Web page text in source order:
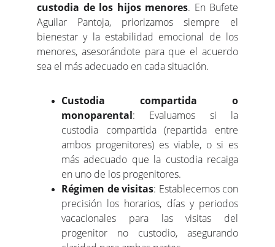
custodia de los hijos menores. En Bufete
Aguilar Pantoja, priorizamos siempre el
bienestar y la estabilidad emocional de los
menores, asesorándote para que el acuerdo
sea el más adecuado en cada situación.
Custodia compartida o
monoparental: Evaluamos si la
custodia compartida (repartida entre
ambos progenitores) es viable, o si es
más adecuado que la custodia recaiga
en uno de los progenitores.
Régimen de visitas: Establecemos con
precisión los horarios, días y periodos
vacacionales para las visitas del
progenitor no custodio, asegurando